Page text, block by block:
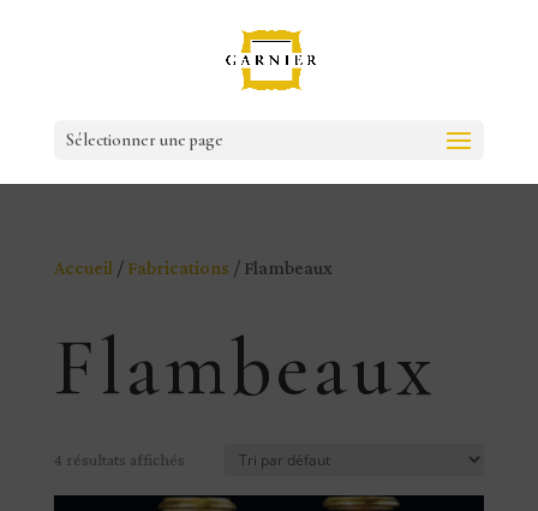
Sélectionner une page
Accueil / Fabrications / Flambeaux
Flambeaux
4 résultats affichés